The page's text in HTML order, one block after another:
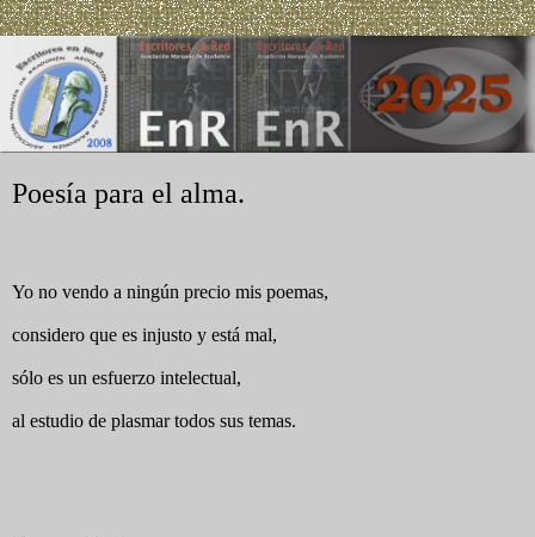
Poesía para el alma.
Yo no vendo a ningún precio mis poemas,
considero que es injusto y está mal,
sólo es un esfuerzo intelectual,
al estudio de plasmar todos sus temas.